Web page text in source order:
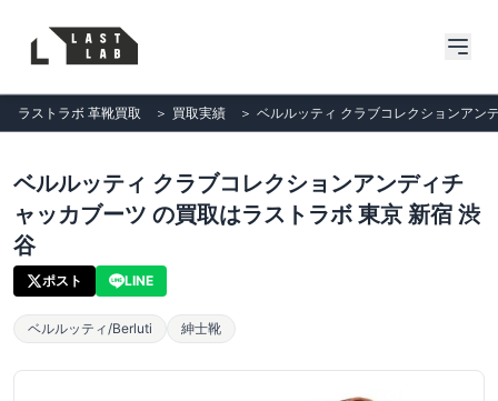
ラストラボ 革靴買取 ＞ 買取実績 ＞ ベルルッティ クラブコレクションアン
ベルルッティ クラブコレクションアンディチ
ャッカブーツ の買取はラストラボ 東京 新宿 渋
谷
ポスト LINE
ベルルッティ/Berluti 紳士靴